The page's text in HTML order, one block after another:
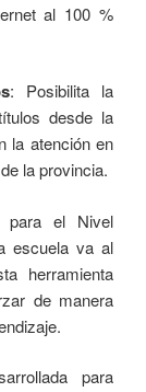
al 100 %
: Posibilita la
desde la
la atención en
la provincia.
para el Nivel
escuela va al
herramienta
de manera
para